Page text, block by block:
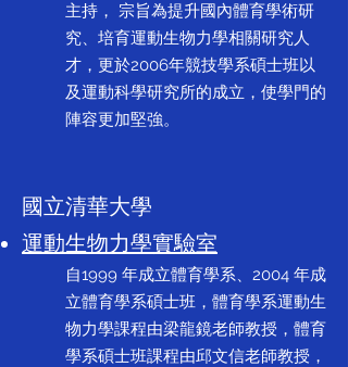
主持， 宗旨為提升國內體育學術研
究、培育運動生物力學相關研究人
才，更於2006年競技學系碩士班以
及運動科學研究所的成立，使學門的
陣容更加堅強。
國立清華大學
運動生物力學實驗室
自1999 年成立體育學系、2004 年成
立體育學系碩士班，體育學系運動生
物力學課程由梁龍鏡老師教授，體育
學系碩士班課程由邱文信老師教授，